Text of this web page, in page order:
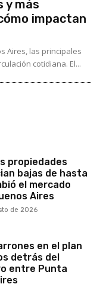
y más
impactan
Aires, las principales
cotidiana. El...
propiedades
bajas de hasta
el mercado
Aires
de 2026
en el plan
detrás del
entre Punta